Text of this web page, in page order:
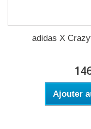
adidas X
Ajouter